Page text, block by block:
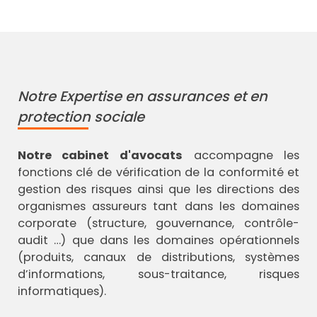
Notre Expertise en assurances et en
protection sociale
Notre cabinet d'avocats accompagne les
fonctions clé de vérification de la conformité et
gestion des risques ainsi que les directions des
organismes assureurs tant dans les domaines
corporate (structure, gouvernance, contrôle-
audit …) que dans les domaines opérationnels
(produits, canaux de distributions, systèmes
d’informations, sous-traitance, risques
informatiques).